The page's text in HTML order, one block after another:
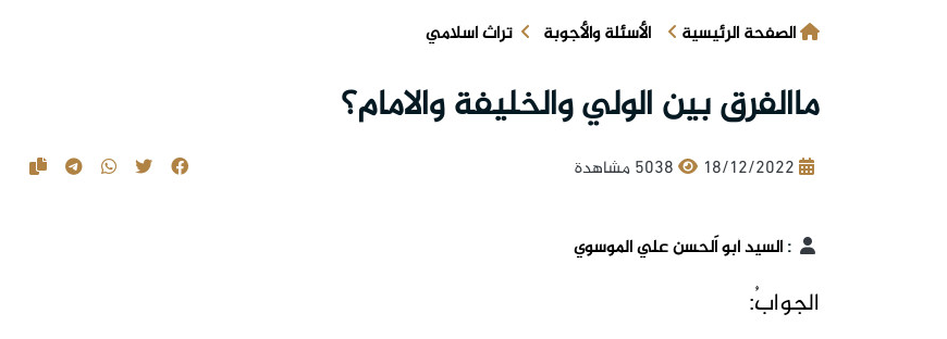
الصفحة الرئيسية الأسئلة والأجوبة تراث اسلامي
ماالفرق بين الولي والخليفة والامام؟
18/12/2022 5038 مشاهدة
:السيد أبو اَلحسن علي الموسوي
الجوابُ: